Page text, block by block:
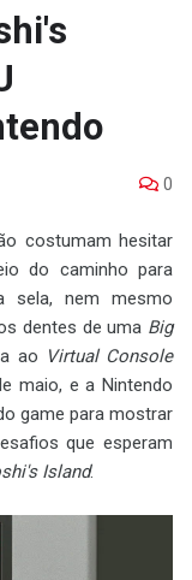
0
costumam hesitar
do caminho para
sela, nem mesmo
dentes de uma Big
ao Virtual Console
maio, e a Nintendo
game para mostrar
que esperam
Island.